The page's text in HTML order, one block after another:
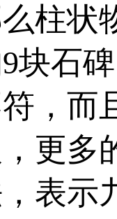
柱状
块石
，而
更多
表示